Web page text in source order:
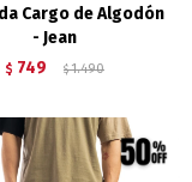
Cargo de Algodón
- Jean
$ 749 $ 1.490